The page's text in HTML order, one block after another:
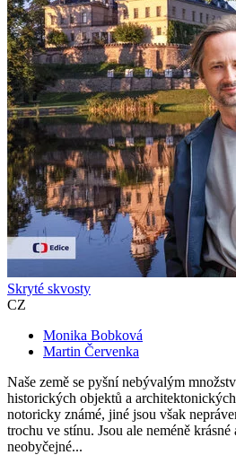
Skryté skvosty
CZ
Monika Bobková
Martin Červenka
Naše země se pyšní nebývalým
historických objektů a
notoricky známé, jiné jsou však
trochu ve stínu. Jsou ale neméně
neobyčejné...